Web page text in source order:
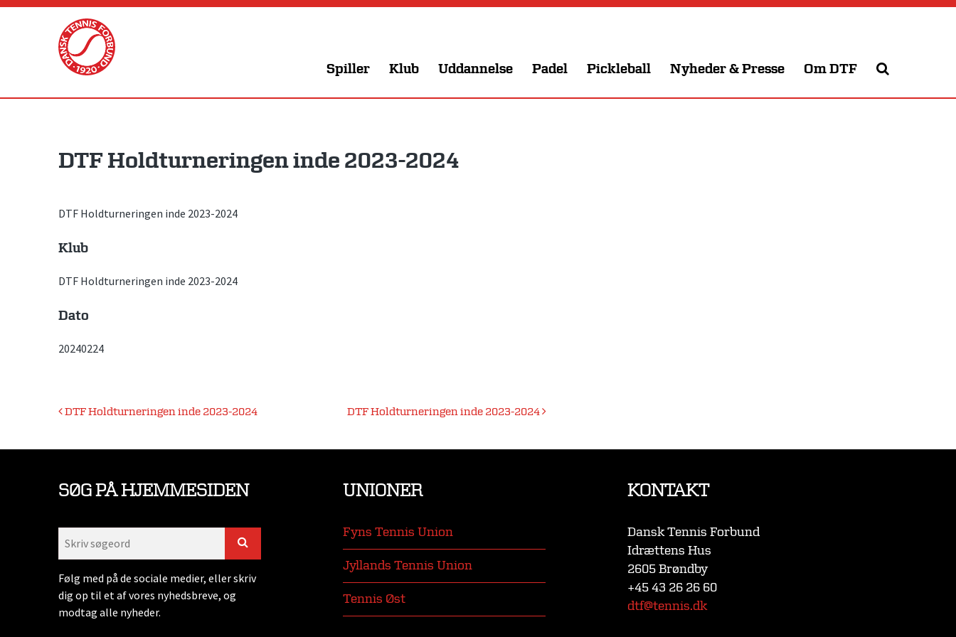
Skip
Spiller Klub Uddannelse Padel Pickleball Nyheder & Presse Om DTF
DTF Holdturneringen inde 2023-2024
DTF Holdturneringen inde 2023-2024
Klub
DTF Holdturneringen inde 2023-2024
Dato
20240224
Indlægsnavigation
DTF Holdturneringen inde 2023-2024 DTF Holdturneringen inde 2023-2024
SØG PÅ HJEMMESIDEN
Følg med på de sociale medier, eller skriv
dig op til et af vores nyhedsbreve, og
modtag alle nyheder.
UNIONER
Fyns Tennis Union
Jyllands Tennis Union
Tennis Øst
KONTAKT
Dansk Tennis Forbund
Idrættens Hus
2605 Brøndby
+45 43 26 26 60
dtf@tennis.dk